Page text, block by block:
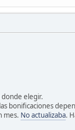
donde elegir.
bonificaciones
mes. No actualizaba.